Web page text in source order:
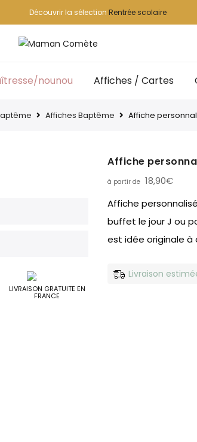
Découvrir la sélection Rentrée scolaire
nounou Affiches / Cartes
Affiches Baptême Affiche
LIVRAISON GRATUITE EN
FRANCE
Affiche
18,90€
Affiche
buffet le jour J ou
est idée originale à
Livraison